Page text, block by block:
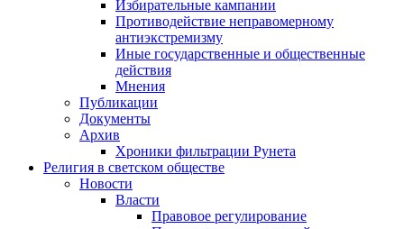
Избирательные кампании
Противодействие неправомерному
антиэкстремизму
Иные государственные и общественные
действия
Мнения
Публикации
Документы
Архив
Хроники фильтрации Рунета
Религия в светском обществе
Новости
Власти
Правовое регулирование